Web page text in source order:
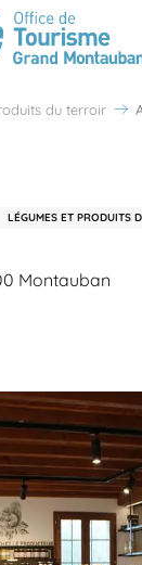
du terroir
LÉGUMES ET PRODUITS
Montauban
favoris